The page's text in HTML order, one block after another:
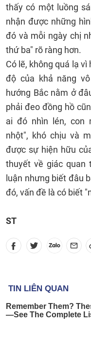
thấy có một luồng
nhận được những
đó và mỗi ngày chị
thứ ba" rõ ràng hơn.
Có lẽ, không quá lạ
độ của khả năng
hướng Bắc nằm ở
phải đeo đồng hồ
ai đó nhìn lén, con
nhột", khó chịu và
được sự hiện hữu
thuyết về giác quan
luận nhưng biết đâu
đó, vấn đề là có biết
ST